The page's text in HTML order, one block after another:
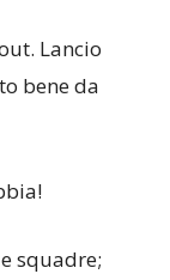
Lancio
bene da
squadre;